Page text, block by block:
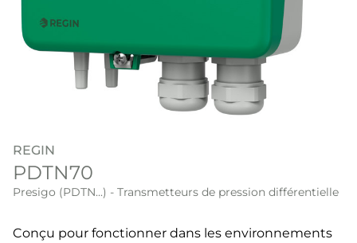
REGIN
PDTN70
Presigo (PDTN...) - Transmetteurs de pression différentielle
Conçu pour fonctionner dans les environnements